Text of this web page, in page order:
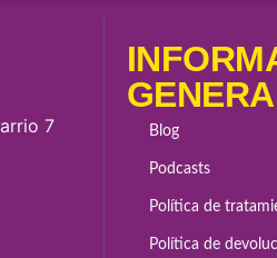
7
Blog
Podcasts
Política de
Política de